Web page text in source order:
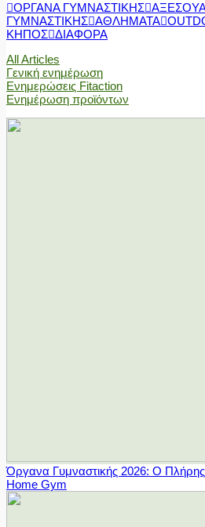
ΟΡΓΑΝΑ ΓΥΜΝΑΣΤΙΚΗΣ
ΓΥΜΝΑΣΤΙΚΗΣ ΑΘΛΗΜΑΤΑ
ΚΗΠΟΣ ΔΙΑΦΟΡΑ
All Articles
Γενική ενημέρωση
Ενημερώσεις Fitaction
Ενημέρωση προϊόντων
Όργανα Γυμναστικής 2026: Ο Πλήρης
Home Gym